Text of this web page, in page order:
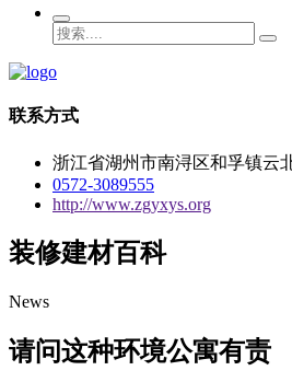
联系方式
浙江省湖州市南浔区和孚镇云
0572-3089555
http://www.zgyxys.org
装修建材百科
News
请问这种环境公寓有责